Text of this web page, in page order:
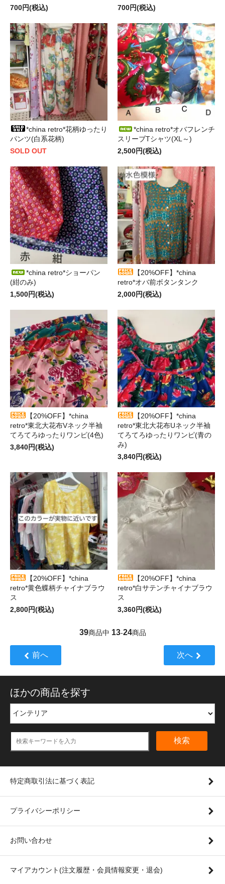
700円(税込)
700円(税込)
*china retro*花柄ゆったり
パンツ(白系花柄)
SOLD OUT
*china retro*オバフレンチ
スリーブTシャツ(XL～)
2,500円(税込)
*china retro*ショーパン
(紺のみ)
1,500円(税込)
【20%OFF】*china
retro*オバ前ボタンタンク
2,000円(税込)
【20%OFF】*china
retro*東北大花布Vネック半袖
てろてろゆったりワンピ(4色)
3,840円(税込)
【20%OFF】*china
retro*東北大花布Uネック半袖
てろてろゆったりワンピ(青の
み)
3,840円(税込)
【20%OFF】*china
retro*黄色蝶柄チャイナブラウ
ス
2,800円(税込)
【20%OFF】*china
retro*白サテンチャイナブラウ
ス
3,360円(税込)
39商品中 13-24商品
前へ 次へ
ほかの商品を探す
検索
特定商取引法に基づく表記
プライバシーポリシー
お問い合わせ
マイアカウント(注文履歴・会員情報変更・退会)